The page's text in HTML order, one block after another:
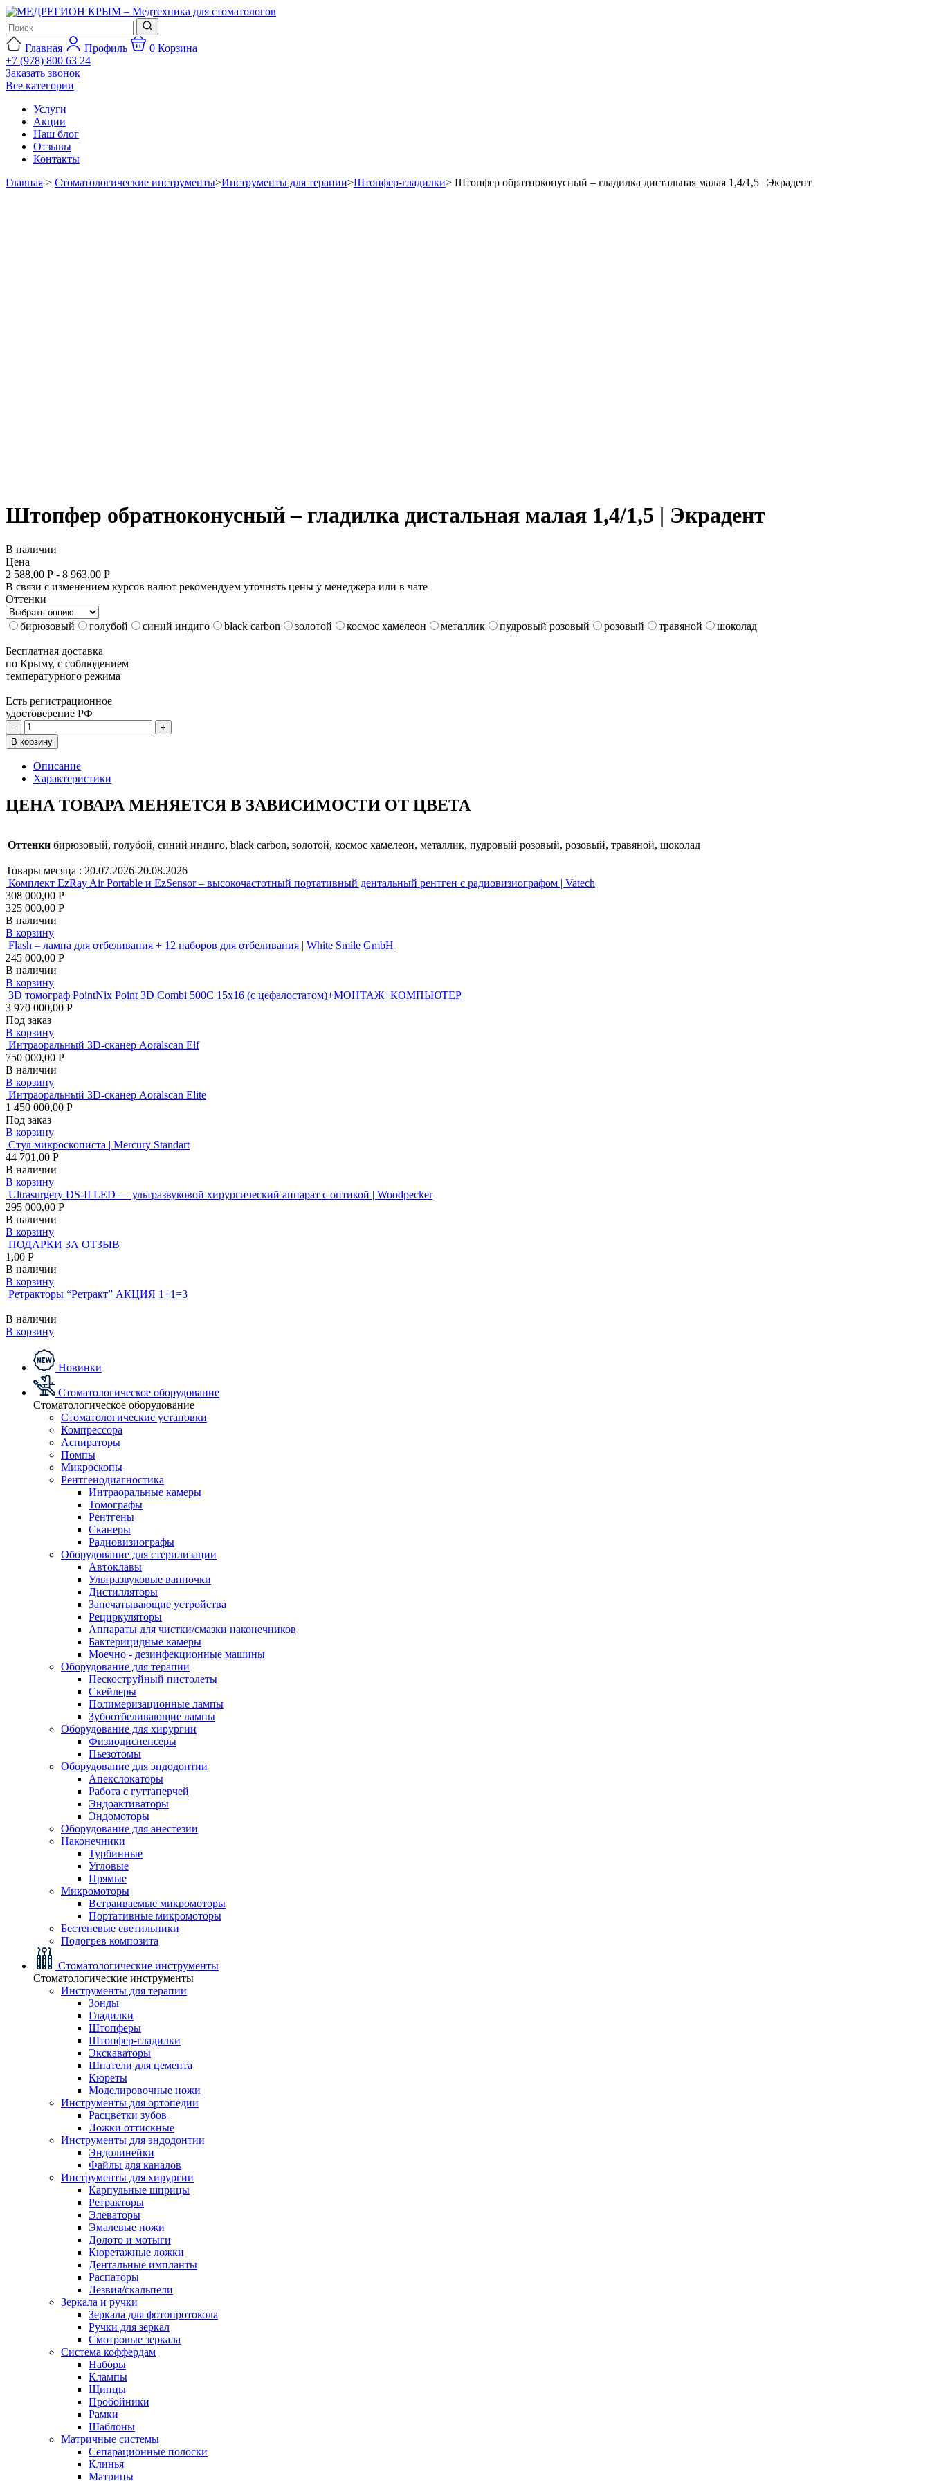
Главная Профиль 0 Корзина
+7 (978) 800 63 24
Заказать звонок
Все категории
Услуги
Акции
Наш блог
Отзывы
Контакты
Главная > Стоматологические инструменты>Инструменты для терапии>Штопфер-гладилки> Штопфер обратноконусный – гладилка дистальная малая 1,4/1,5 | Экрадент
Штопфер обратноконусный – гладилка дистальная малая 1,4/1,5 | Экрадент
В наличии
Цена
2 588,00 Р - 8 963,00 Р
В связи с изменением курсов валют рекомендуем уточнять цены у менеджера или в чате
Оттенки
бирюзовый голубой синий индиго black carbon золотой космос хамелеон металлик пудровый розовый розовый травяной шоколад
Бесплатная доставка
по Крыму, с соблюдением
температурного режима
Есть регистрационное
удостоверение РФ
–
+
В корзину
Описание
Характеристики
ЦЕНА ТОВАРА МЕНЯЕТСЯ В ЗАВИСИМОСТИ ОТ ЦВЕТА
Оттенки бирюзовый, голубой, синий индиго, black carbon, золотой, космос хамелеон, металлик, пудровый розовый, розовый, травяной, шоколад
Товары месяца : 20.07.2026-20.08.2026
Комплект EzRay Air Portable и EzSensor – высокочастотный портативный дентальный рентген с радиовизиографом | Vatech
308 000,00 Р
325 000,00 Р
В наличии
В корзину
Flash – лампа для отбеливания + 12 наборов для отбеливания | White Smile GmbH
245 000,00 Р
В наличии
В корзину
3D томограф PointNix Point 3D Combi 500C 15х16 (с цефалостатом)+МОНТАЖ+КОМПЬЮТЕР
3 970 000,00 Р
Под заказ
В корзину
Интраоральный 3D-сканер Aoralscan Elf
750 000,00 Р
В наличии
В корзину
Интраоральный 3D-сканер Aoralscan Elite
1 450 000,00 Р
Под заказ
В корзину
Стул микроскописта | Mercury Standart
44 701,00 Р
В наличии
В корзину
Ultrasurgery DS-II LED — ультразвуковой хирургический аппарат с оптикой | Woodpecker
295 000,00 Р
В наличии
В корзину
ПОДАРКИ ЗА ОТЗЫВ
1,00 Р
В наличии
В корзину
Ретракторы “Ретракт” АКЦИЯ 1+1=3
———
В наличии
В корзину
Новинки
Стоматологическое оборудование
Стоматологическое оборудование
Стоматологические установки
Компрессора
Аспираторы
Помпы
Микроскопы
Рентгенодиагностика
Интраоральные камеры
Томографы
Рентгены
Сканеры
Радиовизиографы
Оборудование для стерилизации
Автоклавы
Ультразвуковые ванночки
Дистилляторы
Запечатывающие устройства
Рециркуляторы
Аппараты для чистки/смазки наконечников
Бактерицидные камеры
Моечно - дезинфекционные машины
Оборудование для терапии
Пескоструйный пистолеты
Скейлеры
Полимеризационные лампы
Зубоотбеливающие лампы
Оборудование для хирургии
Физиодиспенсеры
Пьезотомы
Оборудование для эндодонтии
Апекслокаторы
Работа с гуттаперчей
Эндоактиваторы
Эндомоторы
Оборудование для анестезии
Наконечники
Турбинные
Угловые
Прямые
Микромоторы
Встраиваемые микромоторы
Портативные микромоторы
Бестеневые светильники
Подогрев композита
Стоматологические инструменты
Стоматологические инструменты
Инструменты для терапии
Зонды
Гладилки
Штопферы
Штопфер-гладилки
Экскаваторы
Шпатели для цемента
Кюреты
Моделировочные ножи
Инструменты для ортопедии
Расцветки зубов
Ложки оттискные
Инструменты для эндодонтии
Эндолинейки
Файлы для каналов
Инструменты для хирургии
Карпульные шприцы
Ретракторы
Элеваторы
Эмалевые ножи
Долото и мотыги
Кюретажные ложки
Дентальные импланты
Распаторы
Лезвия/скальпели
Зеркала и ручки
Зеркала для фотопротокола
Ручки для зеркал
Смотровые зеркала
Система коффердам
Наборы
Клампы
Щипцы
Пробойники
Рамки
Шаблоны
Матричные системы
Сепарационные полоски
Клинья
Матрицы